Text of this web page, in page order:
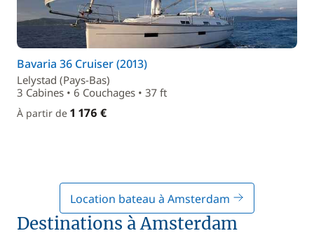
Bavaria 36 Cruiser (2013)
Lelystad (Pays-Bas)
3 Cabines • 6 Couchages • 37 ft
À partir de 1 176 €
Location bateau à Amsterdam
Destinations à Amsterdam